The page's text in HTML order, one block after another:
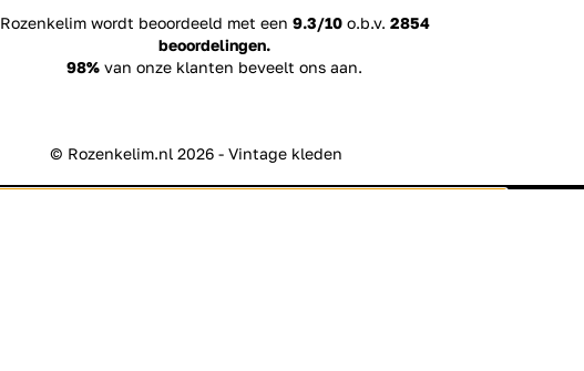
Rozenkelim wordt beoordeeld met een 9.3/10o.b.v. 2854
beoordelingen.
98% van onze klanten beveelt ons aan.
© Rozenkelim.nl 2026 - Vintage kleden